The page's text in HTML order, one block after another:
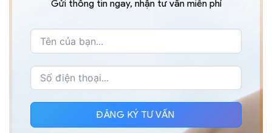
Gửi thông tin ngay, nhận tư vấn miễn phí
ĐĂNG KÝ TƯ VẤN